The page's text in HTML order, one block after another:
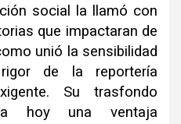
social la llamó con
que impactaran de
unió la sensibilidad
de la reportería
Su trasfondo
hoy una ventaja